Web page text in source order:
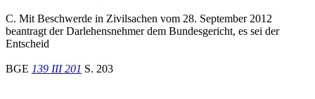
C. Mit Beschwerde in Zivilsachen vom 28. September 2012
beantragt der Darlehensnehmer dem Bundesgericht, es sei der
Entscheid
BGE 139 III 201 S. 203